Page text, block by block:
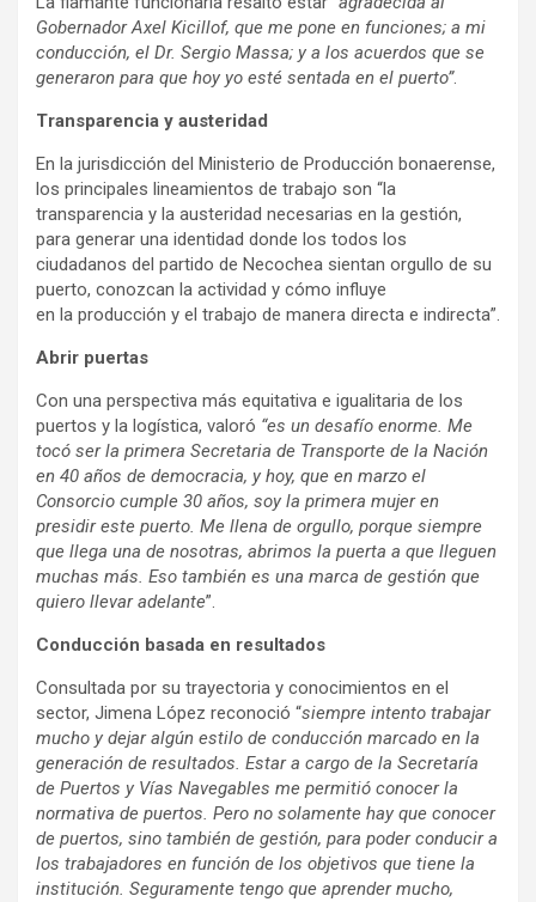
Gobernador Axel Kicillof, que me pone en funciones; a mi
conducción, el Dr. Sergio Massa; y a los acuerdos que se
generaron para que hoy yo esté sentada en el puerto”.
Transparencia y austeridad
En la jurisdicción del Ministerio de Producción bonaerense,
los principales lineamientos de trabajo son “la
transparencia y la austeridad necesarias en la gestión,
para generar una identidad donde los todos los
ciudadanos del partido de Necochea sientan orgullo de su
puerto, conozcan la actividad y cómo influye
en la producción y el trabajo de manera directa e indirecta”.
Abrir puertas
Con una perspectiva más equitativa e igualitaria de los
puertos y la logística, valoró “es un desafío enorme. Me
tocó ser la primera Secretaria de Transporte de la Nación
en 40 años de democracia, y hoy, que en marzo el
Consorcio cumple 30 años, soy la primera mujer en
presidir este puerto. Me llena de orgullo, porque siempre
que llega una de nosotras, abrimos la puerta a que lleguen
muchas más. Eso también es una marca de gestión que
quiero llevar adelante”.
Conducción basada en resultados
Consultada por su trayectoria y conocimientos en el
sector, Jimena López reconoció “siempre intento trabajar
mucho y dejar algún estilo de conducción marcado en la
generación de resultados. Estar a cargo de la Secretaría
de Puertos y Vías Navegables me permitió conocer la
normativa de puertos. Pero no solamente hay que conocer
de puertos, sino también de gestión, para poder conducir a
los trabajadores en función de los objetivos que tiene la
institución. Seguramente tengo que aprender mucho,